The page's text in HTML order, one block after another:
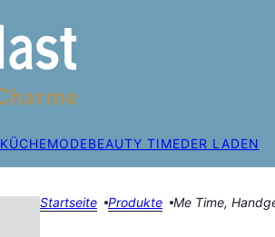
KÜCHEMODEBEAUTY TIMEDER LADEN
Startseite Produkte Me Time,